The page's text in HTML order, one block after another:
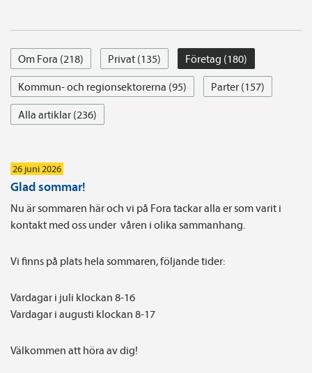
Om Fora (218) Privat (135)
Företag (180)
Kommun- och regionsektorerna (95)
Parter (157)
Alla artiklar (236)
26 juni 2026
Glad sommar!
Nu är sommaren här och vi på Fora tackar alla er som varit i
kontakt med oss under våren i olika sammanhang.
Vi finns på plats hela sommaren, följande tider:
Vardagar i juli klockan 8-16
Vardagar i augusti klockan 8-17
Välkommen att höra av dig!